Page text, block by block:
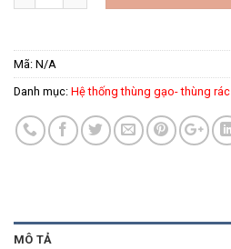
Mã: N/A
Danh mục: Hệ thống thùng gạo- thùng rác
MÔ TẢ